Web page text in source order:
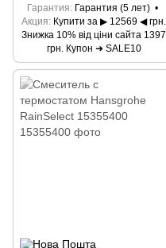
Гарантия Гарантия (5 лет)
Акция Купити за ▶ 12569 ◀ грн.
Знижка 10% від ціни сайта 1397
грн. Купон ➜ SALE10